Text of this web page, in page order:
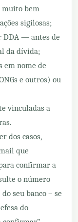
muito bem
sigilosas;
DDA — antes de
da dívida;
em nome de
e outros) ou
vinculadas a
dos casos,
que
confirmar a
o número
seu banco – se
do